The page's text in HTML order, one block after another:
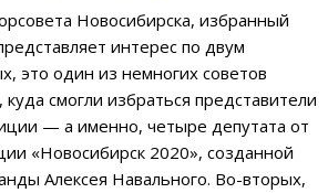
Новосибирска, избранный
интерес по двум
это один из немногих советов
смогли избраться представители
— а именно, четыре депутата от
«Новосибирск 2020», созданной
Алексея Навального. Во-вторых,